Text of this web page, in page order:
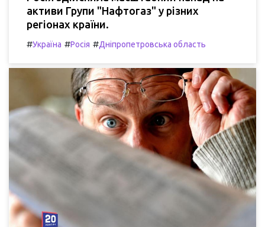
активи Групи "Нафтогаз" у різних
регіонах країни.
#Україна #Росія #Дніпропетровська область